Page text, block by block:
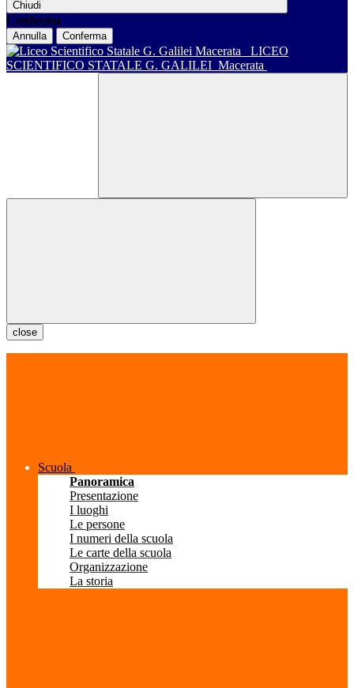
Chiudi
Conferma
Annulla Conferma
LICEO
SCIENTIFICO STATALE G. GALILEI Macerata
close
Scuola
Panoramica
Presentazione
I luoghi
Le persone
I numeri della scuola
Le carte della scuola
Organizzazione
La storia